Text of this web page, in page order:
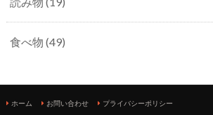
食べ物 (49)
ホーム お問い合わせ プライバシーポリシー